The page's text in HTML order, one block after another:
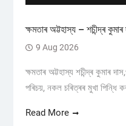
ক্ষমতাৰ অট্টহাস্য – শচীন্দ্ৰ কুমাৰ
9 Aug 2026
ক্ষমতাৰ অট্টহাস্য শচীন্দ্ৰ কুমাৰ
পৰিচয়, নকল চৰিত্ৰৰ মুখা পিন্ধি
Read More